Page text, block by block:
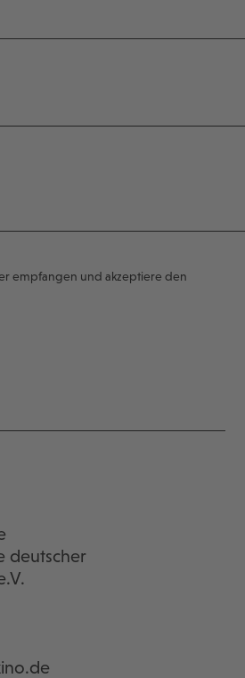
empfangen und akzeptiere den
deutscher